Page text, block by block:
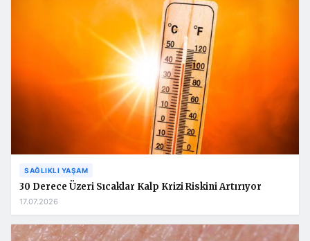
SAĞLIKLI YAŞAM
30 Derece Üzeri Sıcaklar Kalp Krizi Riskini Artırıyor
17.07.2026